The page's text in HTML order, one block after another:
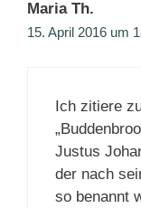
Maria Th.
15. April 2016 um
Ich zitiere
Justus
der nach
so benannt